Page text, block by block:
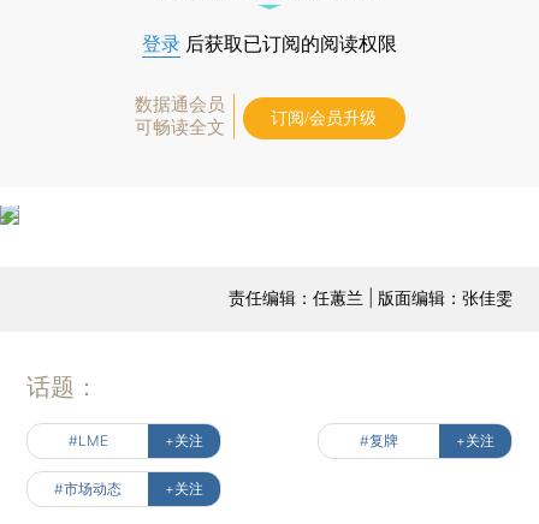
登录 后获取已订阅的阅读权限
数据通会员
可畅读全文
订阅/会员升级
责任编辑：任蕙兰 | 版面编辑：张佳雯
话题：
#LME +关注 #复牌 +关注
#市场动态 +关注